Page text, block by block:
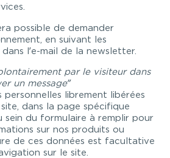
possible de demander
en suivant les
l’e-mail de la newsletter.
par le visiteur dans
un message”
personnelles librement libérées
dans la page spécifique
sein du formulaire à remplir pour
sur nos produits ou
de ces données est facultative
sur le site.